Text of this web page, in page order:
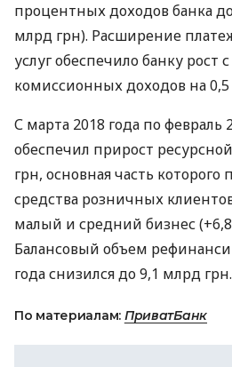
процентных доходов банка
млрд грн). Расширение
услуг обеспечило банку рост
комиссионных доходов на
С марта 2018 года по февраль
обеспечил прирост
грн, основная часть которого
средства розничных
малый и средний бизнес
Балансовый объем
года снизился до 9,1 млрд грн.
По материалам: ПриватБанк